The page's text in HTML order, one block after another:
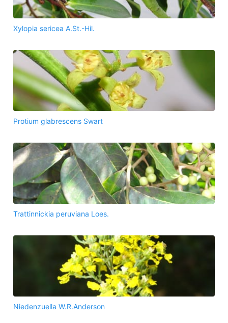
Xylopia sericea A.St.-Hil.
Protium glabrescens Swart
Trattinnickia peruviana Loes.
Niedenzuella W.R.Anderson